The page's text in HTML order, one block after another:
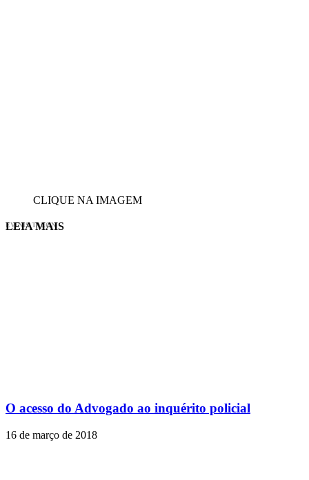
CLIQUE NA IMAGEM
EVINIS TALON
LEIA MAIS
O acesso do Advogado ao inquérito policial
16 de março de 2018